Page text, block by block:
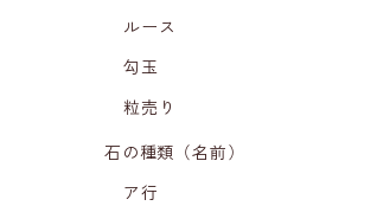
ルース
勾玉
粒売り
石の種類（名前）
ア行